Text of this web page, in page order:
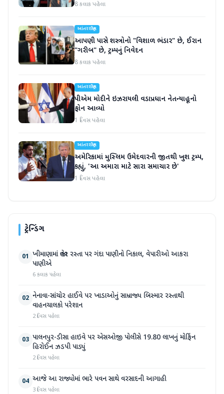
8 કલાક પહેલા
આંતરરાષ્ટ્રીય
આપણી પાસે શસ્ત્રોનો "વિશાળ ભંડાર" છે, ઈરાન
"ગરીબ" છે, ટ્રમ્પનું નિવેદન
8 કલાક પહેલા
આંતરરાષ્ટ્રીય
પીએમ મોદીને ઇઝરાયલી વડાપ્રધાન નેતન્યાહૂનો
ફોન આવ્યો
1 દિવસ પહેલા
આંતરરાષ્ટ્રીય
અમેરિકામાં મુસ્લિમ ઉમેદવારની જીતથી ખુશ ટ્રમ્પ,
કહ્યું, 'આ અમારા માટે સારા સમાચાર છે'
1 દિવસ પહેલા
ટ્રેન્ડિંગ
01 ખીમાણામાં જાહેર રસ્તા પર ગંદા પાણીનો નિકાલ, વેપારીઓ આકરા
પાણીએ
6 કલાક પહેલા
02 નેનાવા-સાંચોર હાઈવે પર ખાડાઓનું સામ્રાજ્ય બિસ્માર રસ્તાથી
વાહનચાલકો પરેશાન
2 દિવસ પહેલા
03 પાલનપુર-ડીસા હાઇવે પર એસઓજી પોલીસે 19.80 લાખનું મોર્ફિન
હિરોઈન ઝડપી પાડ્યું
2 દિવસ પહેલા
04 આજે આ રાજ્યોમાં ભારે પવન સાથે વરસાદની આગાહી
3 દિવસ પહેલા